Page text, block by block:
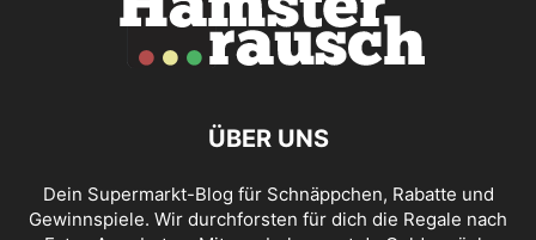
ÜBER UNS
Dein Supermarkt-Blog für Schnäppchen, Rabatte und
Gewinnspiele. Wir durchforsten für dich die Regale nach